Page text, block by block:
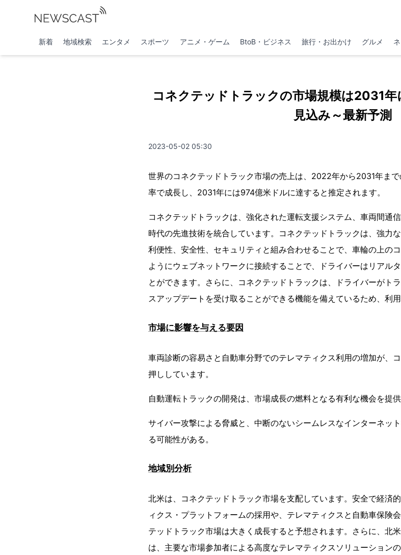
新着 地域検索 エンタメ スポーツ アニメ・ゲーム BtoB・ビジネス 旅行・お出かけ グルメ
コネクテッドトラックの市場規模は2031
見込み～最新予測
2023-05-02 05:30
世界のコネクテッドトラック市場の売上は、2022年から2031年ま
率で成長し、2031年には974億米ドルに達すると推定されます。
コネクテッドトラックは、強化された運転支援システム、車両間通
時代の先進技術を統合しています。コネクテッドトラックは、強力
利便性、安全性、セキュリティと組み合わせることで、車輪の上の
ようにウェブネットワークに接続することで、ドライバーはリアル
とができます。さらに、コネクテッドトラックは、ドライバーがト
スアップデートを受け取ることができる機能を備えているため、利用
市場に影響を与える要因
車両診断の容易さと自動車分野でのテレマティクス利用の増加が、
押ししています。
自動運転トラックの開発は、市場成長の燃料となる有利な機会を提供
サイバー攻撃による脅威と、中断のないシームレスなインターネッ
る可能性がある。
地域別分析
北米は、コネクテッドトラック市場を支配しています。安全で経済
ィクス・プラットフォームの採用や、テレマティクスと自動車保険
テッドトラック市場は大きく成長すると予想されます。さらに、北
は、主要な市場参加者による高度なテレマティクスソリューション